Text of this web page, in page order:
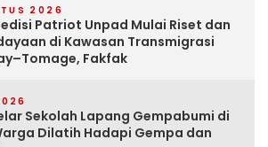
2026
Patriot Unpad Mulai Riset dan
di Kawasan Transmigrasi
Fakfak
Sekolah Lapang Gempabumi di
Dilatih Hadapi Gempa dan